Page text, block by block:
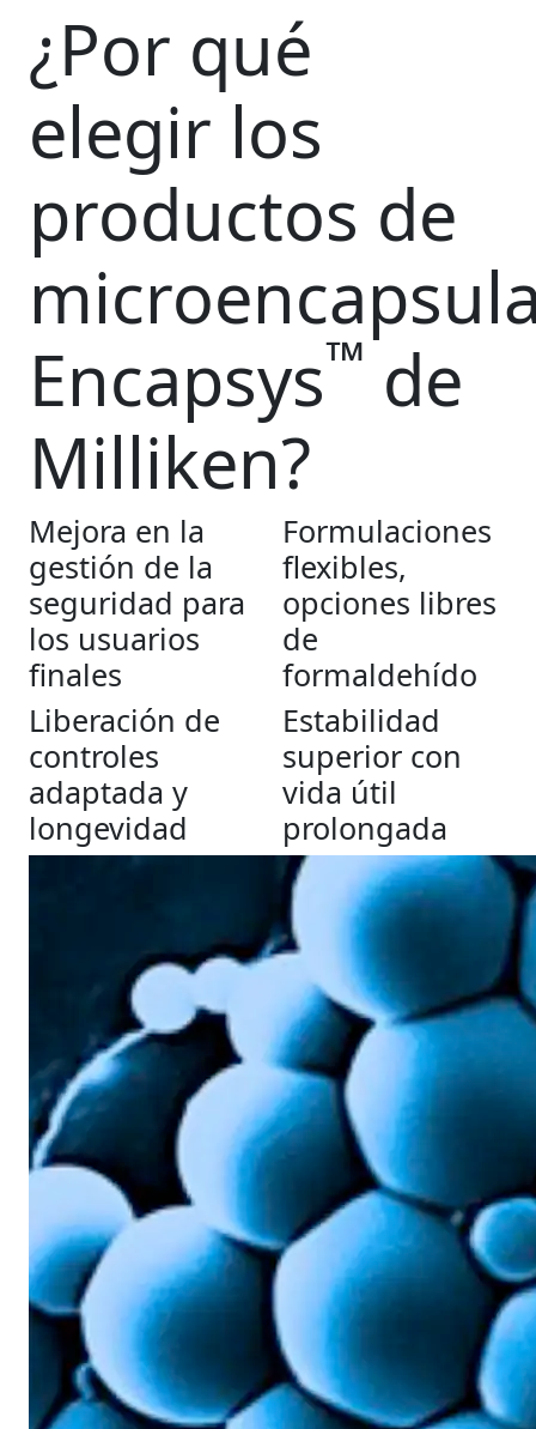
¿Por qué
elegir los
productos de
Encapsys™ de
Milliken?
Mejora en la
gestión de la
seguridad para
los usuarios
finales
Formulaciones
flexibles,
opciones libres
de
formaldehído
Liberación de
controles
adaptada y
longevidad
Estabilidad
superior con
vida útil
prolongada